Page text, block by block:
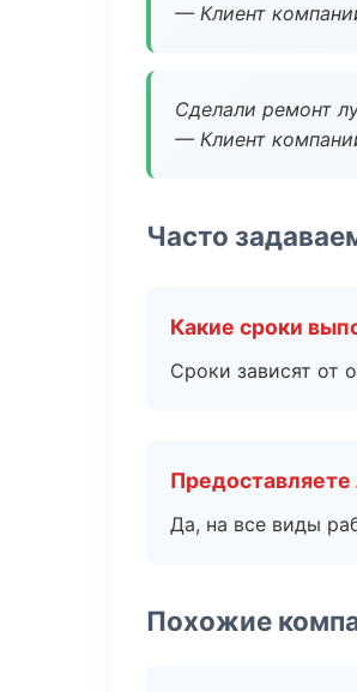
— Клиент
Сделали ремонт
— Клиент
Часто
Какие сроки
Сроки зависят от
Да, на все виды
Похожие